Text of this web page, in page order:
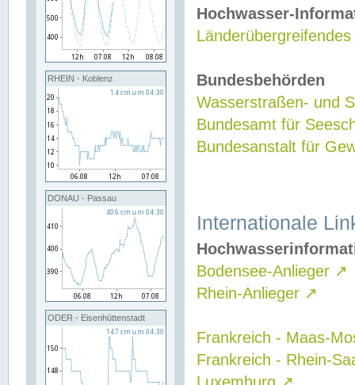
RHEIN - Koblenz
DONAU - Passau
ODER - Eisenhüttenstadt
Hochwasser-
Bundesbehörden
Wasserstraßen- und
Bundesamt für
Bundesanstalt für
Internationale
Bodensee-Anlieger ↗
Rhein-Anlieger ↗
Frankreich - Maas-
Frankreich - Rhein-